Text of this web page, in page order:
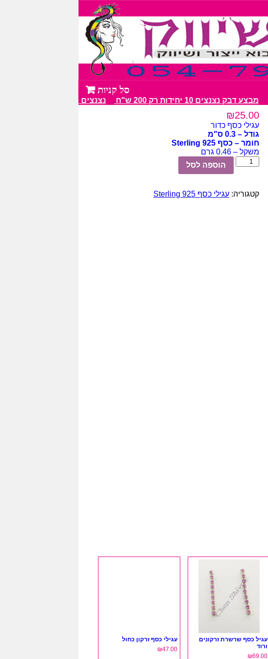
מבצע דבק נצנצים 10 יחידות רק 200 ש"ח נצנצים מעל 100 גווני צבע מרהיבים
₪25.00
עגילי כסף כדור
גודל – 0.3 ס"מ
חומר – כסף 925 Sterling
משקל – 0.46 גרם
כמות
של
כדור
הוספה לסל
קטגוריה: עגילי כסף Sterling 925
עגיל כסף שרשרת זרקונים
ורוד
₪69.00
עגילי כסף זרקון כחול
₪47.00